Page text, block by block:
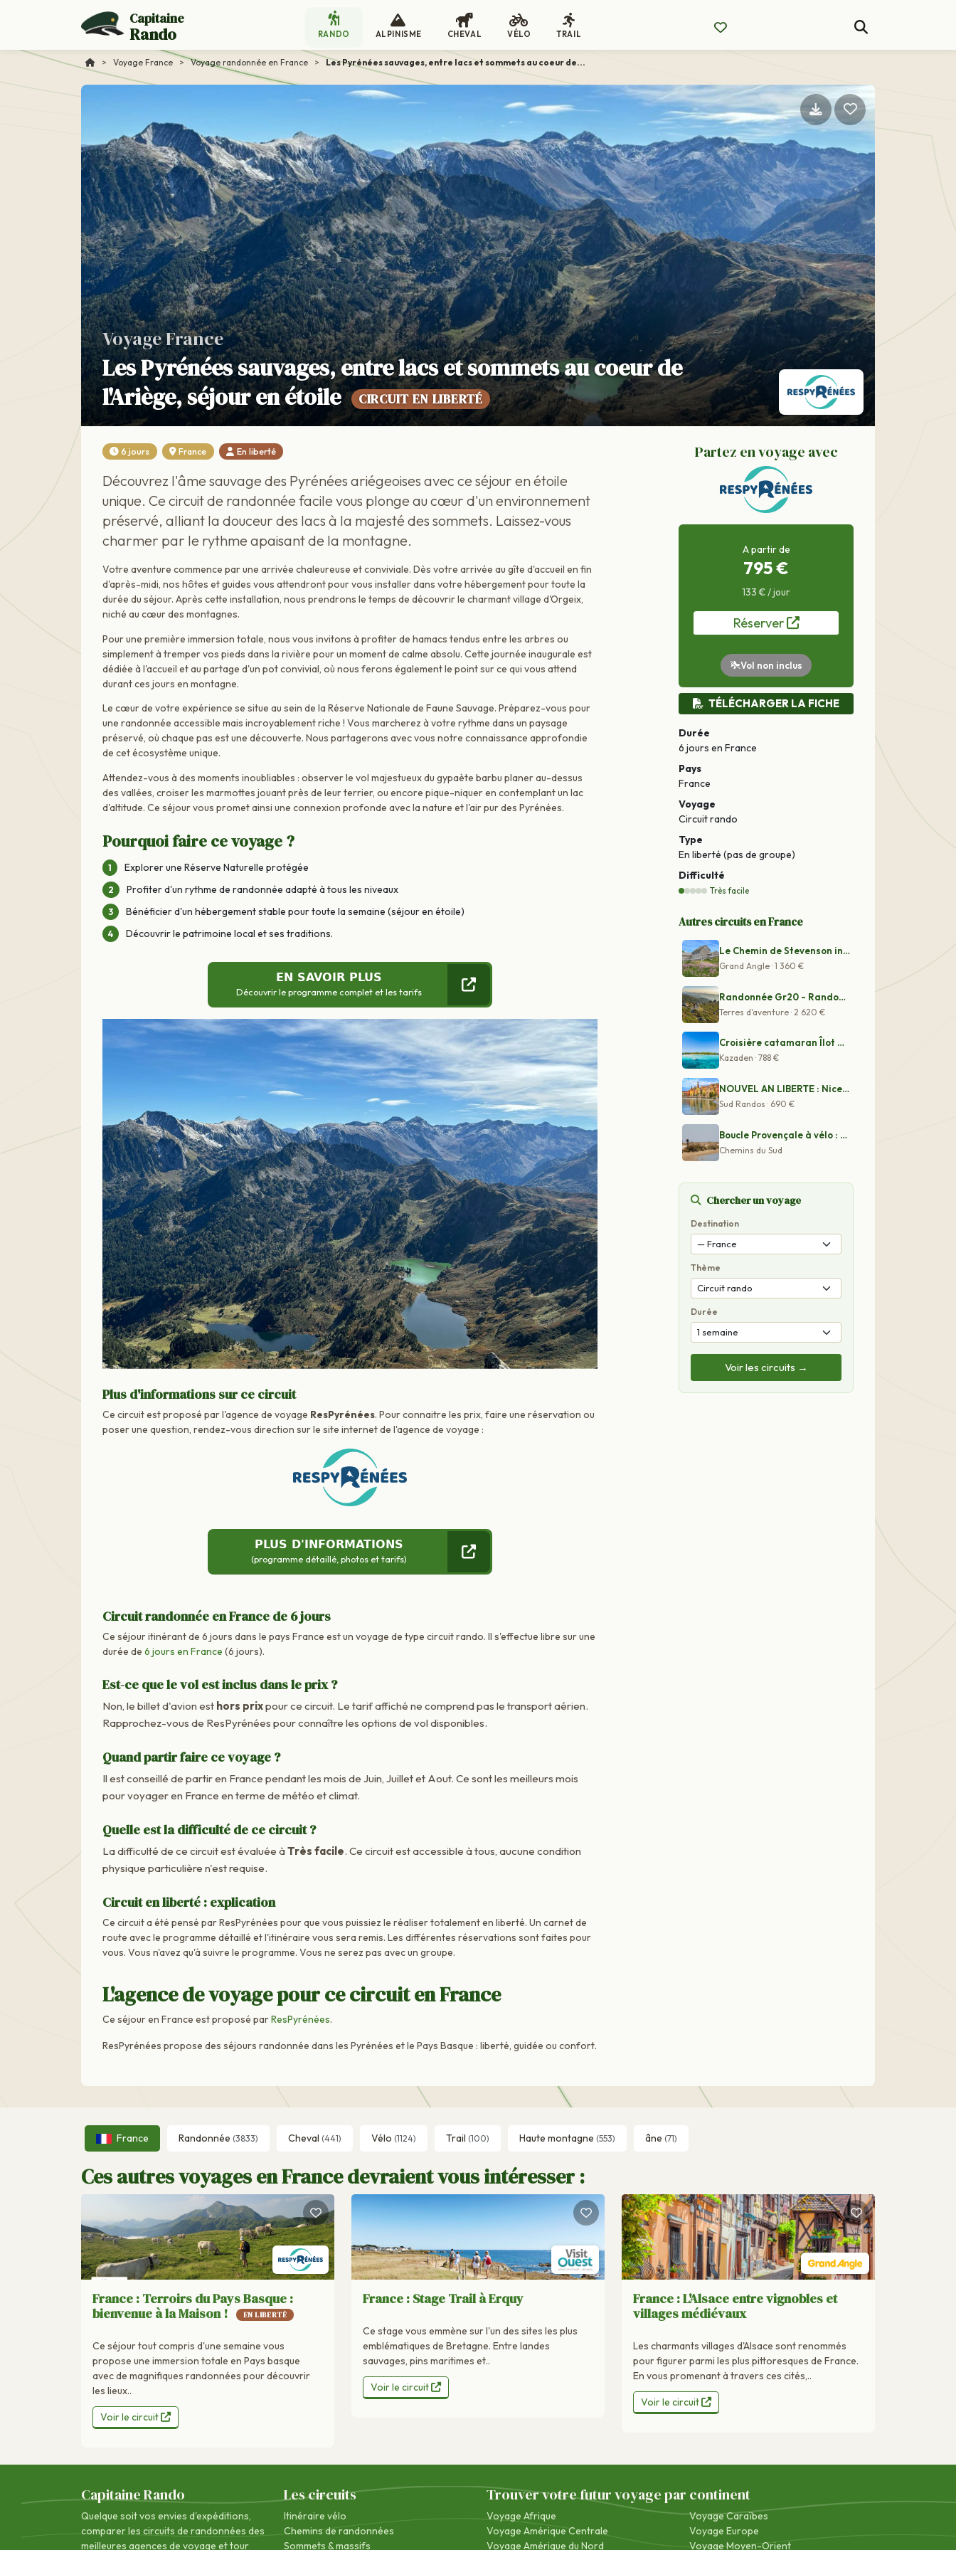
Capitaine
Rando RANDO ALPINISME CHEVAL VÉLO TRAIL
> Voyage France > Voyage randonnée en France > Les Pyrénées sauvages, entre lacs et sommets au coeur de...
Voyage France
Les Pyrénées sauvages, entre lacs et sommets au coeur de
l'Ariège, séjour en étoile
CIRCUIT EN LIBERTÉ
6 jours France En liberté
Découvrez l'âme sauvage des Pyrénées ariégeoises avec ce séjour en étoile
unique. Ce circuit de randonnée facile vous plonge au cœur d'un environnement
préservé, alliant la douceur des lacs à la majesté des sommets. Laissez-vous
charmer par le rythme apaisant de la montagne.
Votre aventure commence par une arrivée chaleureuse et conviviale. Dès votre arrivée au gîte d'accueil en fin
d'après-midi, nos hôtes et guides vous attendront pour vous installer dans votre hébergement pour toute la
durée du séjour. Après cette installation, nous prendrons le temps de découvrir le charmant village d'Orgeix,
niché au cœur des montagnes.
Pour une première immersion totale, nous vous invitons à profiter de hamacs tendus entre les arbres ou
simplement à tremper vos pieds dans la rivière pour un moment de calme absolu. Cette journée inaugurale est
dédiée à l'accueil et au partage d'un pot convivial, où nous ferons également le point sur ce qui vous attend
durant ces jours en montagne.
Le cœur de votre expérience se situe au sein de la Réserve Nationale de Faune Sauvage. Préparez-vous pour
une randonnée accessible mais incroyablement riche ! Vous marcherez à votre rythme dans un paysage
préservé, où chaque pas est une découverte. Nous partagerons avec vous notre connaissance approfondie
de cet écosystème unique.
Attendez-vous à des moments inoubliables : observer le vol majestueux du gypaète barbu planer au-dessus
des vallées, croiser les marmottes jouant près de leur terrier, ou encore pique-niquer en contemplant un lac
d'altitude. Ce séjour vous promet ainsi une connexion profonde avec la nature et l'air pur des Pyrénées.
Pourquoi faire ce voyage ?
Explorer une Réserve Naturelle protégée
Profiter d'un rythme de randonnée adapté à tous les niveaux
Bénéficier d'un hébergement stable pour toute la semaine (séjour en étoile)
Découvrir le patrimoine local et ses traditions.
EN SAVOIR PLUS
Découvrir le programme complet et les tarifs
Plus d'informations sur ce circuit
Ce circuit est proposé par l'agence de voyage ResPyrénées. Pour connaitre les prix, faire une réservation ou
poser une question, rendez-vous direction sur le site internet de l'agence de voyage :
PLUS D'INFORMATIONS
(programme détaillé, photos et tarifs)
Circuit randonnée en France de 6 jours
Ce séjour itinérant de 6 jours dans le pays France est un voyage de type circuit rando. Il s'effectue libre sur une
durée de 6 jours en France (6 jours).
Est-ce que le vol est inclus dans le prix ?
Non, le billet d'avion est hors prixpour ce circuit. Le tarif affiché ne comprend pas le transport aérien.
Rapprochez-vous de ResPyrénées pour connaître les options de vol disponibles.
Quand partir faire ce voyage ?
Il est conseillé de partir en France pendant les mois de Juin, Juillet et Aout. Ce sont les meilleurs mois
pour voyager en France en terme de météo et climat.
Quelle est la difficulté de ce circuit ?
La difficulté de ce circuit est évaluée àTrès facile. Ce circuit est accessible à tous, aucune condition
physique particulière n'est requise.
Circuit en liberté : explication
Ce circuit a été pensé par ResPyrénées pour que vous puissiez le réaliser totalement en liberté. Un carnet de
route avec le programme détaillé et l'itinéraire vous sera remis. Les différentes réservations sont faites pour
vous. Vous n'avez qu'à suivre le programme. Vous ne serez pas avec un groupe.
Partez en voyage avec
A partir de
795 €
133 € / jour
Réserver
Vol non inclus
TÉLÉCHARGER LA FICHE
Durée
6 jours en France
Pays
France
Voyage
Circuit rando
Type
En liberté (pas de groupe)
Difficulté
Très facile
Autres circuits en France
Le Chemin de Stevenson intégral en randonnée libertée
Grand Angle · 1 360 €
Randonnée Gr20 - Randonnée Aiguilles De Bavella - Trek
Terres d'aventure · 2 620 €
Croisière catamaran Îlot Gabriel - avec hôtesse
Kazaden · 788 €
NOUVEL AN LIBERTE : Nice, Villas et Jardins de la Côte
Sud Randos · 690 €
Boucle Provençale à vélo : d'Avignon aux Alpilles par l
Chemins du Sud
Chercher un voyage
Destination
Thème
Durée
Voir les circuits →
L'agence de voyage pour ce circuit en France
Ce séjour en France est proposé parResPyrénées.
ResPyrénées propose des séjours randonnée dans les Pyrénées et le Pays Basque : liberté, guidée ou confort.
France Randonnée (3833) Cheval (441) Vélo (1124) Trail (100) Haute montagne (553) âne (71)
Ces autres voyages en France devraient vous intéresser :
France : Terroirs du Pays Basque :
bienvenue à la Maison !
EN LIBERTÉ
Ce séjour tout compris d'une semaine vous
propose une immersion totale en Pays basque
avec de magnifiques randonnées pour découvrir
les lieux..
Voir le circuit
France : Stage Trail à Erquy
Ce stage vous emmène sur l'un des sites les plus
emblématiques de Bretagne. Entre landes
sauvages, pins maritimes et..
Voir le circuit
France : L'Alsace entre vignobles et
villages médiévaux
Les charmants villages d'Alsace sont renommés
pour figurer parmi les plus pittoresques de France.
En vous promenant à travers ces cités,..
Voir le circuit
Capitaine Rando
Quelque soit vos envies d'expéditions,
comparer les circuits de randonnées des
meilleures agences de voyage et tour
Les circuits
Itinéraire vélo
Chemins de randonnées
Sommets & massifs
Trouver votre futur voyage par continent
Voyage Afrique
Voyage Amérique Centrale
Voyage Amérique du Nord
Voyage Caraïbes
Voyage Europe
Voyage Moyen-Orient